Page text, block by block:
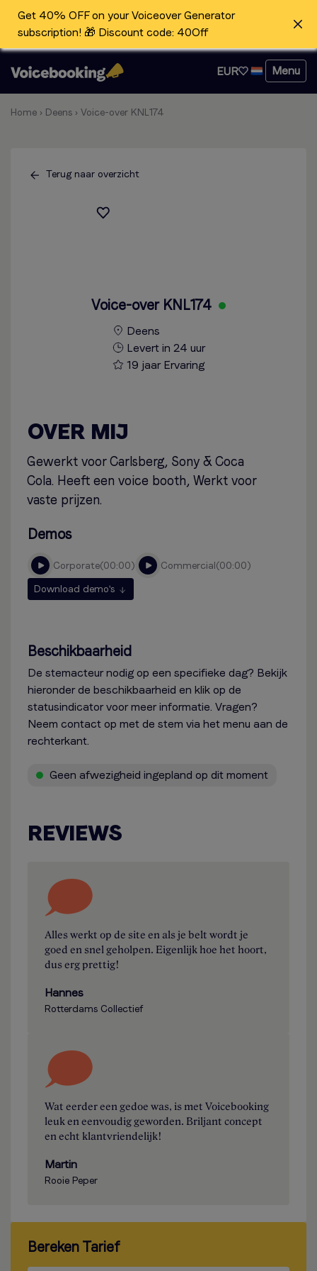
Get 40% OFF on your Voiceover Generator
subscription! 🎁 Discount code: 40Off
EUR Menu
Home › Deens › Voice-over KNL174
Terug naar overzicht
Voice-over KNL174
Deens
Levert in 24 uur
19 jaar Ervaring
OVER MIJ
Gewerkt voor Carlsberg, Sony & Coca
Cola. Heeft een voice booth, Werkt voor
vaste prijzen.
Demos
corporate 00:00 commercial 00:00
Download demo's
Beschikbaarheid
De stemacteur nodig op een specifieke dag? Bekijk
hieronder de beschikbaarheid en klik op de
statusindicator voor meer informatie. Vragen?
Neem contact op met de stem via het menu aan de
rechterkant.
Geen afwezigheid ingepland op dit moment
REVIEWS
Alles werkt op de site en als je belt wordt je
goed en snel geholpen. Eigenlijk hoe het hoort,
dus erg prettig!
Hannes
Rotterdams Collectief
Wat eerder een gedoe was, is met Voicebooking
leuk en eenvoudig geworden. Briljant concept
en echt klantvriendelijk!
Martin
Rooie Peper
Bereken Tarief